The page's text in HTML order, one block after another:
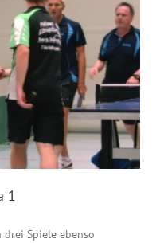
1
Spiele ebenso